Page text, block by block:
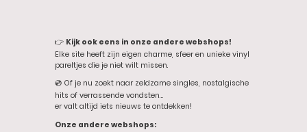
👉 Kijk ook eens in onze andere webshops!
Elke site heeft zijn eigen charme, sfeer en unieke vinyl
pareltjes die je niet wilt missen.
💿 Of je nu zoekt naar zeldzame singles, nostalgische
hits of verrassende vondsten…
er valt altijd iets nieuws te ontdekken!
Onze andere webshops: